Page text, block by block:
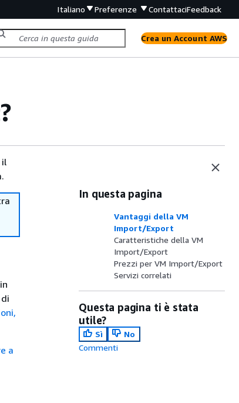
Italiano Preferenze ContattaciFeedback
Crea un Account AWS
il
a
In questa pagina
Vantaggi della VM
Import/Export
Caratteristiche della VM
Import/Export
Prezzi per VM Import/Export
Servizi correlati
Questa pagina ti è stata
utile?
Sì
No
Commenti